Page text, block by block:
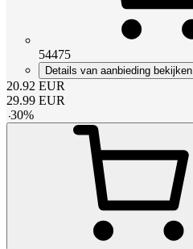
54475
Details van aanbieding bekijken
20.92 EUR
29.99 EUR
-30%